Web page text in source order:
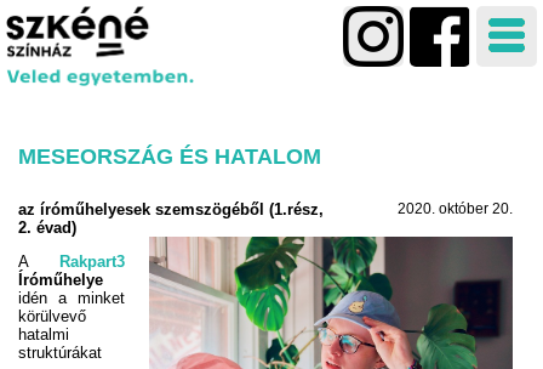
MESEORSZÁG ÉS HATALOM
2020. október 20.
az íróműhelyesek szemszögéből (1.rész,
2. évad)
A
Rakpart3
Íróműhelye
idén a minket
körülvevő
hatalmi
struktúrákat